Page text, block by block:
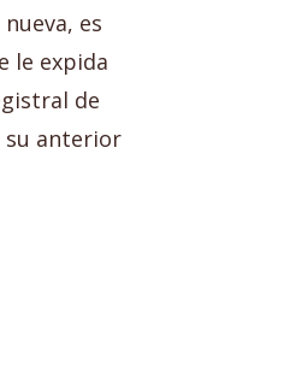
es
le expida
de
su anterior